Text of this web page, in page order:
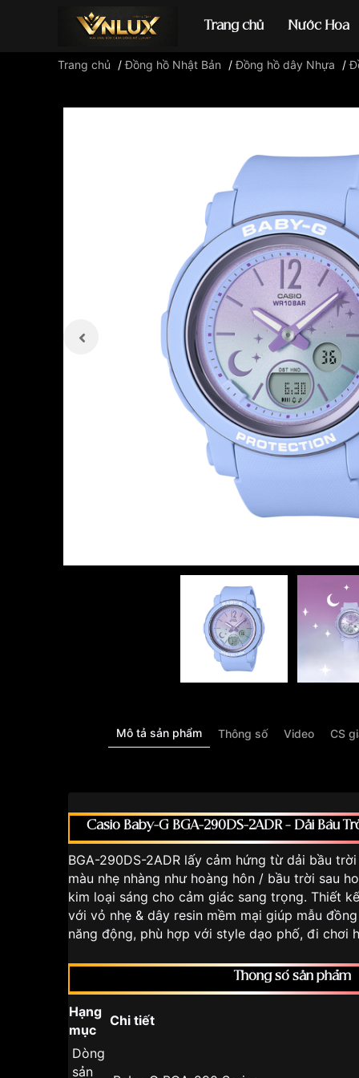
Trang chủ Nước Hoa
Đồng hồ casio
Trang chủ /Đồng hồ Nhật Bản /Đồng hồ dây Nhựa /
Mô tả sản phẩm Thông số Video CS
Casio Baby-G BGA-290DS-2ADR – Dải Bầu
BGA-290DS-2ADR lấy cảm hứng từ dải bầu
màu nhẹ nhàng như hoàng hôn / bầu trời sau
kim loại sáng cho cảm giác sang trọng. Thiết
với vỏ nhẹ & dây resin mềm mại giúp mẫu
năng động, phù hợp với style dạo phố, đi chơi
Thông số sản phẩm
Hạng
mục
Chi tiết
Dòng
sản